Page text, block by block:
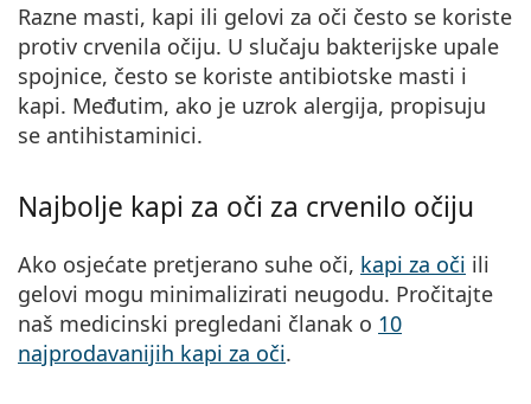
Razne masti, kapi ili gelovi za oči često se koriste
protiv crvenila očiju. U slučaju bakterijske upale
spojnice, često se koriste antibiotske masti i
kapi. Međutim, ako je uzrok alergija, propisuju
se antihistaminici.
Najbolje kapi za oči za crvenilo očiju
Ako osjećate pretjerano suhe oči, kapi za oči ili
gelovi mogu minimalizirati neugodu. Pročitajte
naš medicinski pregledani članak o 10
najprodavanijih kapi za oči.